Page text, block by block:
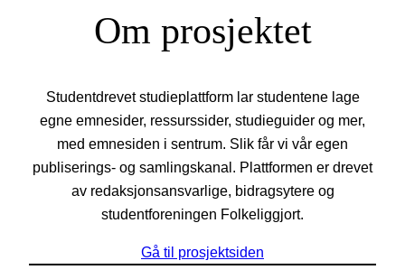
Om prosjektet
Studentdrevet studieplattform lar studentene lage
egne emnesider, ressurssider, studieguider og mer,
med emnesiden i sentrum. Slik får vi vår egen
publiserings- og samlingskanal. Plattformen er drevet
av redaksjonsansvarlige, bidragsytere og
studentforeningen Folkeliggjort.
Gå til prosjektsiden